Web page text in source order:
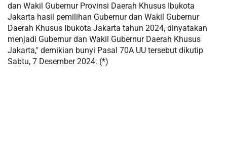
dan Wakil Gubernur Provinsi Daerah Khusus Ibukota
Jakarta hasil pemilihan Gubernur dan Wakil Gubernur
Daerah Khusus Ibukota Jakarta tahun 2024, dinyatakan
menjadi Gubernur dan Wakil Gubernur Daerah Khusus
Jakarta," demikian bunyi Pasal 70A UU tersebut dikutip
Sabtu, 7 Desember 2024. (*)